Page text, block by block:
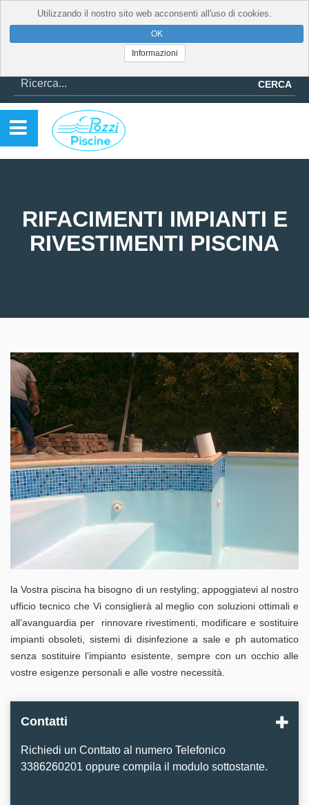
CERCA
RIFACIMENTI IMPIANTI E
RIVESTIMENTI PISCINA
la Vostra piscina ha bisogno di un restyling; appoggiatevi al nostro
ufficio tecnico che Vi consiglierà al meglio con soluzioni ottimali e
all’avanguardia per rinnovare rivestimenti, modificare e sostituire
impianti obsoleti, sistemi di disinfezione a sale e ph automatico
senza sostituire l’impianto esistente, sempre con un occhio alle
vostre esigenze personali e alle vostre necessità.
Contatti
Richiedi un Conttato al numero Telefonico
3386260201 oppure compila il modulo sottostante.
Utilizzando il nostro sito web acconsenti all'uso di cookies.
Informazioni